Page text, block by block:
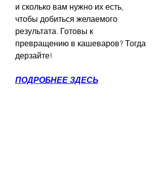
и сколько вам нужно их есть,
чтобы добиться желаемого
результата. Готовы к
превращению в кашеваров? Тогда
дерзайте!
ПОДРОБНЕЕ ЗДЕСЬ